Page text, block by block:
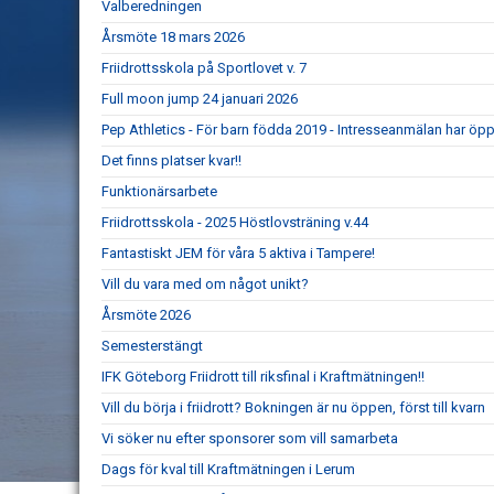
Valberedningen
Årsmöte 18 mars 2026
Friidrottsskola på Sportlovet v. 7
Full moon jump 24 januari 2026
Pep Athletics - För barn födda 2019 - Intresseanmälan har
Det finns pIatser kvar!!
Funktionärsarbete
Friidrottsskola - 2025 Höstlovsträning v.44
Fantastiskt JEM för våra 5 aktiva i Tampere!
Vill du vara med om något unikt?
Årsmöte 2026
Semesterstängt
IFK Göteborg Friidrott till riksfinal i Kraftmätningen!!
Vill du börja i friidrott? Bokningen är nu öppen, först till kvarn
Vi söker nu efter sponsorer som vill samarbeta
Dags för kval till Kraftmätningen i Lerum